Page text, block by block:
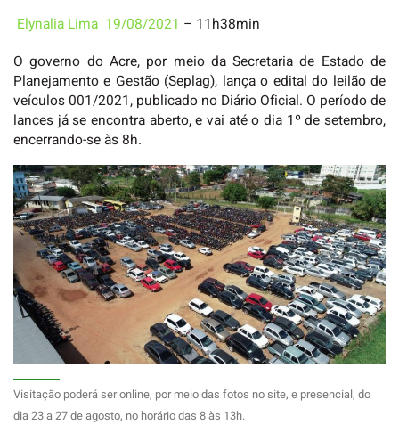
Elynalia Lima 19/08/2021 – 11h38min
O governo do Acre, por meio da Secretaria de Estado de
Planejamento e Gestão (Seplag), lança o edital do leilão de
veículos 001/2021, publicado no Diário Oficial. O período de
lances já se encontra aberto, e vai até o dia 1º de setembro,
encerrando-se às 8h.
Visitação poderá ser online, por meio das fotos no site, e presencial, do
dia 23 a 27 de agosto, no horário das 8 às 13h.